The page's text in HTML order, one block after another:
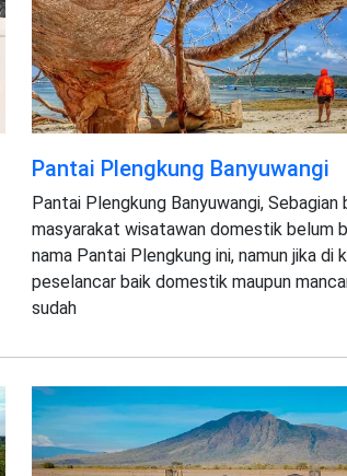
Pantai Plengkung Banyuwangi
Pantai Plengkung Banyuwangi, Sebagian
masyarakat wisatawan domestik belum
nama Pantai Plengkung ini, namun jika di
peselancar baik domestik maupun
sudah